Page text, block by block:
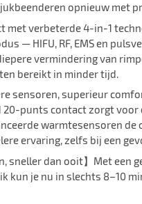
opnieuw met
met verbeterde 4-in-1
— HIFU, RF, EMS en
vermindering van
bereikt in minder tijd.
sensoren, superieur
punts contact zorgt
warmtesensoren
ervaring, zelfs bij een
sneller dan ooit】Met een
kun je nu in slechts 8–10